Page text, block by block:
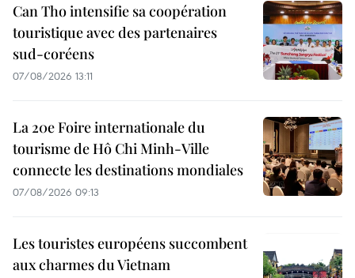
Can Tho intensifie sa coopération
touristique avec des partenaires
sud-coréens
07/08/2026 13:11
La 20e Foire internationale du
tourisme de Hô Chi Minh-Ville
connecte les destinations mondiales
07/08/2026 09:13
Les touristes européens succombent
aux charmes du Vietnam